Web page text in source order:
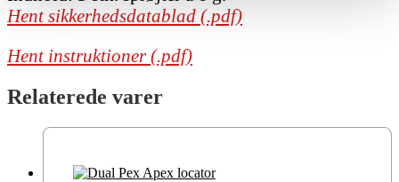
Hent sikkerhedsdatablad (.pdf)
Hent instruktioner (.pdf)
Relaterede varer